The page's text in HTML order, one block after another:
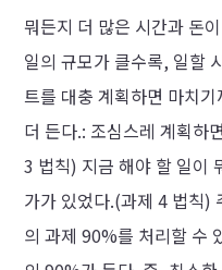
뭐든지 더 많은 시간과 돈
일의 규모가 클수록, 일할
트를 대충 계획하면 마치
더 든다.: 조심스레 계획하
3 법칙) 지금 해야 할 일이
가가 있었다.(과제 4 법칙)
의 과제 90%를 처리할 수